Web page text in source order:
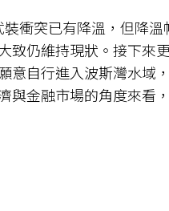
衝突已有降溫，但降
致仍維持現狀。接下來
意自行進入波斯灣水域
與金融市場的角度來看